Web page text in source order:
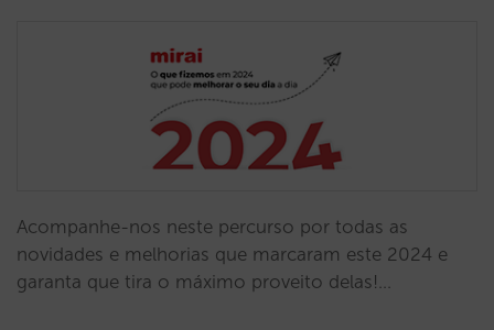
Acompanhe-nos neste percurso por todas as
novidades e melhorias que marcaram este 2024 e
garanta que tira o máximo proveito delas!…